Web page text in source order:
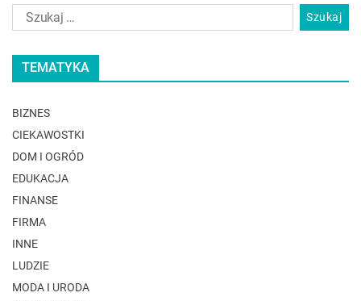
TEMATYKA
BIZNES
CIEKAWOSTKI
DOM I OGRÓD
EDUKACJA
FINANSE
FIRMA
INNE
LUDZIE
MODA I URODA